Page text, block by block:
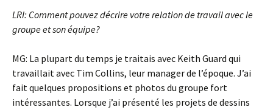
LRI: Comment pouvez décrire votre relation de travail avec le
groupe et son équipe?
MG: La plupart du temps je traitais avec Keith Guard qui
travaillait avec Tim Collins, leur manager de l’époque. J’ai
fait quelques propositions et photos du groupe fort
intéressantes. Lorsque j’ai présenté les projets de dessins